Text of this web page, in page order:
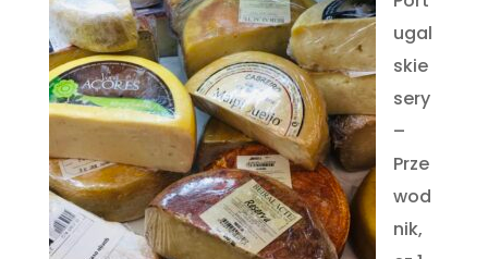
ugal
skie
sery
–
Prze
wod
nik,